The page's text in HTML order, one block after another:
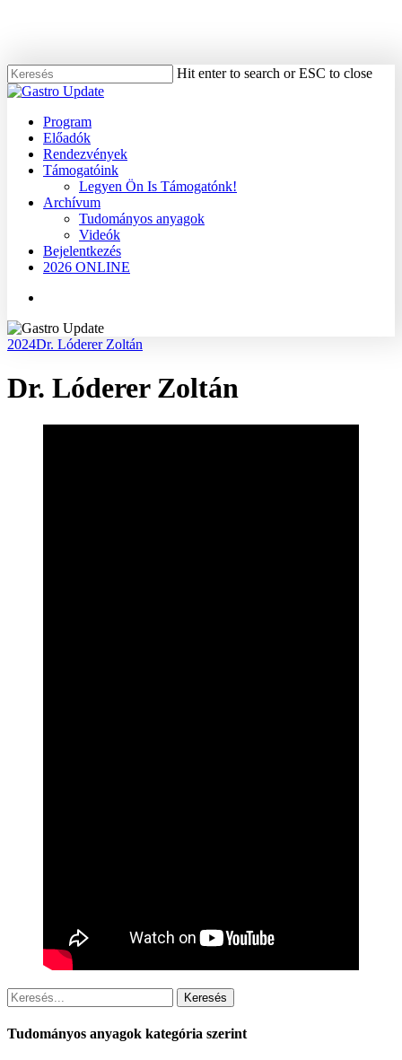
content
Hit enter to search or ESC to close
Close
Menu
Program
Előadók
Rendezvények
Támogatóink
Legyen Ön Is Támogatónk!
Archívum
Tudományos anyagok
Videók
Bejelentkezés
2026 ONLINE
2024Dr. Lóderer Zoltán
Dr. Lóderer Zoltán
Keresés
Tudományos anyagok kategória szerint